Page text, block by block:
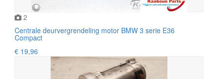
2
Centrale deurvergrendeling motor BMW 3 serie E36
Compact
€ 19,96